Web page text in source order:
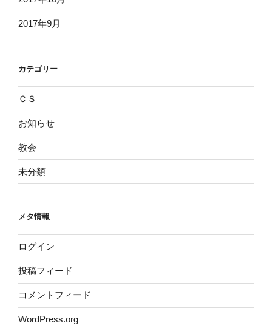
2017年9月
カテゴリー
ＣＳ
お知らせ
教会
未分類
メタ情報
ログイン
投稿フィード
コメントフィード
WordPress.org